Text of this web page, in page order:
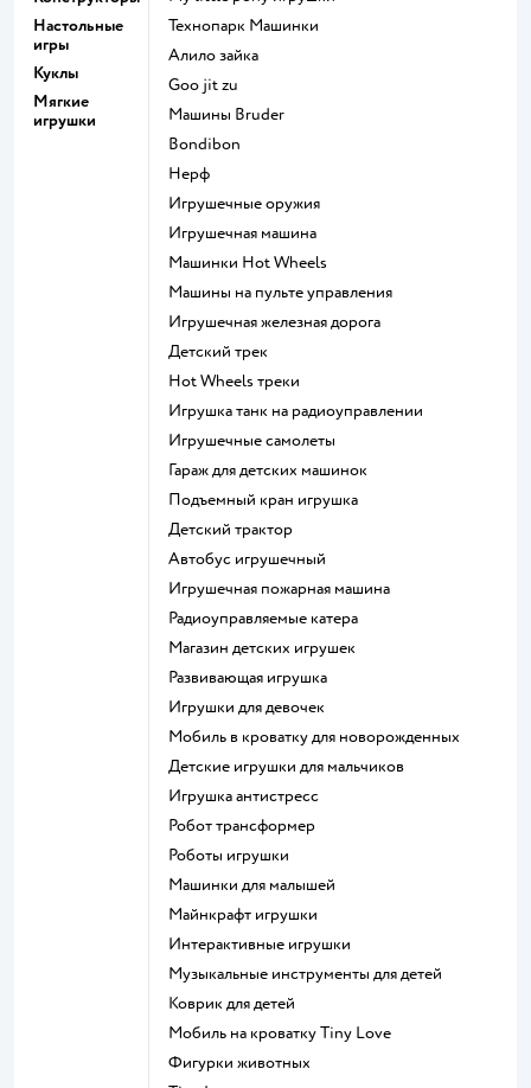
Настольные
игры
Куклы
Мягкие
игрушки
Технопарк Машинки
Алило зайка
Goo jit zu
Машины Bruder
Bondibon
Нерф
Игрушечные оружия
Игрушечная машина
Машинки Hot Wheels
Машины на пульте управления
Игрушечная железная дорога
Детский трек
Hot Wheels треки
Игрушка танк на радиоуправлении
Игрушечные самолеты
Гараж для детских машинок
Подъемный кран игрушка
Детский трактор
Автобус игрушечный
Игрушечная пожарная машина
Радиоуправляемые катера
Магазин детских игрушек
Развивающая игрушка
Игрушки для девочек
Мобиль в кроватку для новорожденных
Детские игрушки для мальчиков
Игрушка антистресс
Робот трансформер
Роботы игрушки
Машинки для малышей
Майнкрафт игрушки
Интерактивные игрушки
Музыкальные инструменты для детей
Коврик для детей
Мобиль на кроватку Tiny Love
Фигурки животных